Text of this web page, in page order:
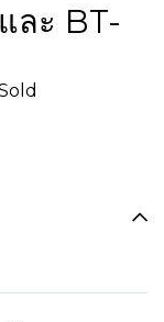
ละ BT-